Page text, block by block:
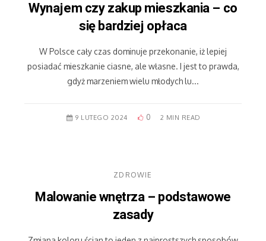
Wynajem czy zakup mieszkania – co
się bardziej opłaca
W Polsce cały czas dominuje przekonanie, iż lepiej
posiadać mieszkanie ciasne, ale własne. I jest to prawda,
gdyż marzeniem wielu młodych lu...
9 LUTEGO 2024 0 2 MIN READ
ZDROWIE
Malowanie wnętrza – podstawowe
zasady